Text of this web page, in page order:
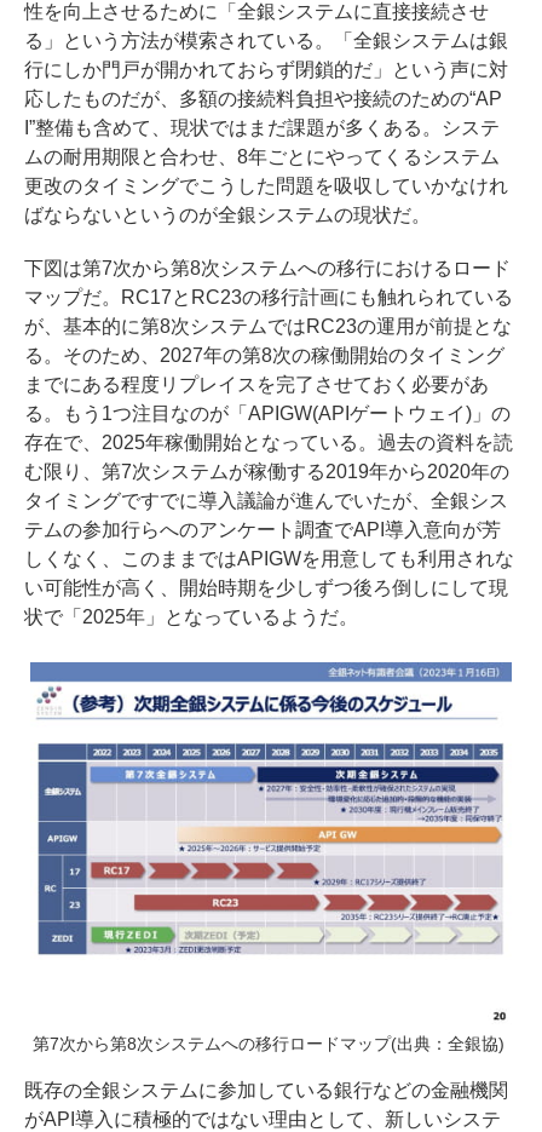
性を向上させるために「全銀システムに直接接続させ
る」という方法が模索されている。「全銀システムは銀
行にしか門戸が開かれておらず閉鎖的だ」という声に対
応したものだが、多額の接続料負担や接続のための“AP
I”整備も含めて、現状ではまだ課題が多くある。システ
ムの耐用期限と合わせ、8年ごとにやってくるシステム
更改のタイミングでこうした問題を吸収していかなけれ
ばならないというのが全銀システムの現状だ。
下図は第7次から第8次システムへの移行におけるロード
マップだ。RC17とRC23の移行計画にも触れられている
が、基本的に第8次システムではRC23の運用が前提とな
る。そのため、2027年の第8次の稼働開始のタイミング
までにある程度リプレイスを完了させておく必要があ
る。もう1つ注目なのが「APIGW(APIゲートウェイ)」の
存在で、2025年稼働開始となっている。過去の資料を読
む限り、第7次システムが稼働する2019年から2020年の
タイミングですでに導入議論が進んでいたが、全銀シス
テムの参加行らへのアンケート調査でAPI導入意向が芳
しくなく、このままではAPIGWを用意しても利用されな
い可能性が高く、開始時期を少しずつ後ろ倒しにして現
状で「2025年」となっているようだ。
第7次から第8次システムへの移行ロードマップ(出典：全銀協)
既存の全銀システムに参加している銀行などの金融機関
がAPI導入に積極的ではない理由として、新しいシステ